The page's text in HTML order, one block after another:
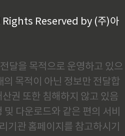
Reserved by (주)아
달을 목적으로 운영하고 있으
의 목적이 아닌 정보만 전달합
권 또한 침해하지 않고 있음
다운로드와 같은 편의 서비
기관 홈페이지를 참고하시기